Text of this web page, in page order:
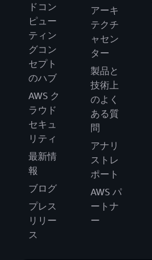
ドコン
ピュー
ティン
グコン
セプト
のハブ
AWS ク
ラウド
セキュ
リティ
最新情
報
ブログ
プレス
リリー
ス
アーキ
テクチ
ャセン
ター
製品と
技術上
のよく
ある質
問
アナリ
ストレ
ポート
AWS パ
ートナ
ー